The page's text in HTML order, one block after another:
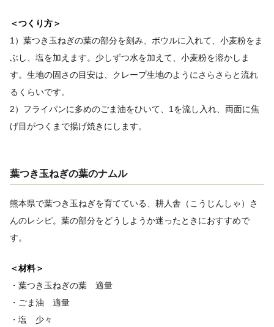
＜つくり方＞
1）葉つき玉ねぎの葉の部分を刻み、ボウルに入れて、小麦粉をま
ぶし、塩を加えます。少しずつ水を加えて、小麦粉を溶かしま
す。生地の固さの目安は、クレープ生地のようにさらさらと流れ
るくらいです。
2）フライパンに多めのごま油をひいて、1を流し入れ、両面に焦
げ目がつくまで揚げ焼きにします。
葉つき玉ねぎの葉のナムル
熊本県で葉つき玉ねぎを育てている、耕人舎（こうじんしゃ）さ
んのレシピ。葉の部分をどうしようか迷ったときにおすすめで
す。
＜材料＞
・葉つき玉ねぎの葉 適量
・ごま油 適量
・塩 少々